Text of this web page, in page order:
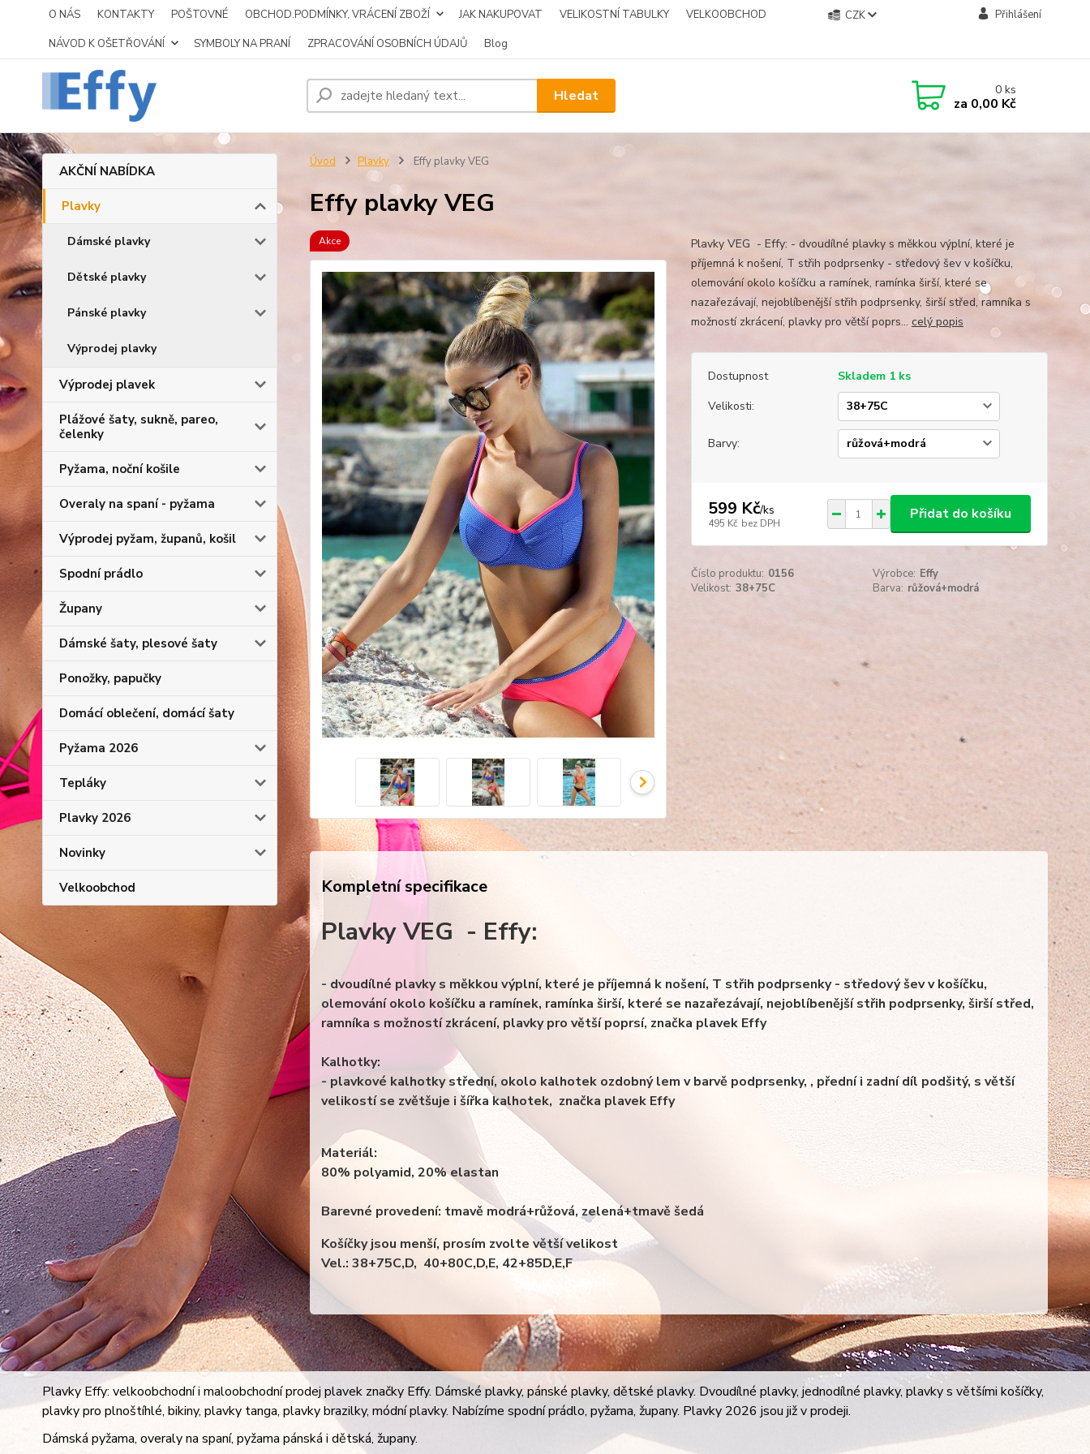
O NÁS KONTAKTY POŠTOVNÉ OBCHOD.PODMÍNKY, VRÁCENÍ ZBOŽÍ JAK NAKUPOVAT VELIKOSTNÍ TABULKY
VELKOOBCHOD
NÁVOD K OŠETŘOVÁNÍ
SYMBOLY NA PRANÍ ZPRACOVÁNÍ OSOBNÍCH ÚDAJŮ Blog
CZK Přihlášení
Hledat 0ks
za 0,00 Kč
AKČNÍ NABÍDKA
Plavky
Dámské plavky
Dětské plavky
Pánské plavky
Výprodej plavky
Výprodej plavek
Plážové šaty, sukně, pareo,
čelenky
Pyžama, noční košile
Overaly na spaní - pyžama
Výprodej pyžam, županů, košil
Spodní prádlo
Župany
Dámské šaty, plesové šaty
Ponožky, papučky
Domácí oblečení, domácí šaty
Pyžama 2026
Tepláky
Plavky 2026
Novinky
Velkoobchod
Úvod Plavky Effy plavky VEG
Effy plavky VEG
Akce
Plavky VEG - Effy: - dvoudílné plavky s měkkou výplní, které je
příjemná k nošení, T střih podprsenky - středový šev v košíčku,
olemování okolo košíčku a ramínek, ramínka širší, které se
nazařezávají, nejoblíbenější střih podprsenky, širší střed, ramníka s
možností zkrácení, plavky pro větší poprs... celý popis
Dostupnost
Skladem 1 ks
Velikosti:
Barvy:
599 Kč/ks
495 Kč bez DPH
Přidat do košíku
Číslo produktu: 0156 Výrobce: Effy
Velikost: 38+75C Barva: růžová+modrá
Kompletní specifikace
Plavky VEG - Effy:
- dvoudílné plavky s měkkou výplní, které je příjemná k nošení, T střih podprsenky - středový šev v košíčku,
olemování okolo košíčku a ramínek, ramínka širší, které se nazařezávají, nejoblíbenější střih podprsenky, širší střed,
ramníka s možností zkrácení, plavky pro větší poprsí, značka plavek Effy
Kalhotky:
- plavkové kalhotky střední, okolo kalhotek ozdobný lem v barvě podprsenky, , přední i zadní díl podšitý, s větší
velikostí se zvětšuje i šířka kalhotek, značka plavek Effy
Materiál:
80% polyamid, 20% elastan
Barevné provedení: tmavě modrá+růžová, zelená+tmavě šedá
Košíčky jsou menší, prosím zvolte větší velikost
Vel.: 38+75C,D, 40+80C,D,E, 42+85D,E,F
Plavky Effy: velkoobchodní i maloobchodní prodej plavek značky Effy. Dámské plavky, pánské plavky, dětské plavky. Dvoudílné plavky, jednodílné plavky, plavky s většími košíčky,
plavky pro plnoštíhlé, bikiny, plavky tanga, plavky brazilky, módní plavky. Nabízíme spodní prádlo, pyžama, župany. Plavky 2026 jsou již v prodeji.
Dámská pyžama, overaly na spaní, pyžama pánská i dětská, župany.